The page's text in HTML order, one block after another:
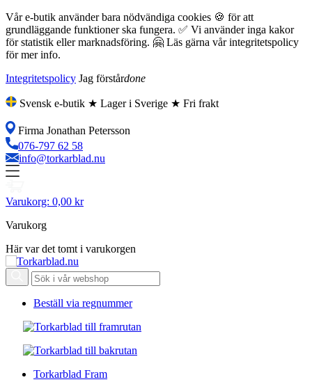
Vår e-butik använder bara nödvändiga cookies 🍪 för att
grundläggande funktioner ska fungera. ✅ Vi använder inga kakor
för statistik eller marknadsföring. 🤗 Läs gärna vår integritetspolicy
för mer info.
Integritetspolicy Jag förstårdone
Svensk e-butik ★ Lager i Sverige ★ Fri frakt
Firma Jonathan Petersson
076-797 62 58
info@torkarblad.nu
Varukorg: 0,00 kr
Varukorg
Här var det tomt i varukorgen
Beställ via regnummer
Torkarblad Fram